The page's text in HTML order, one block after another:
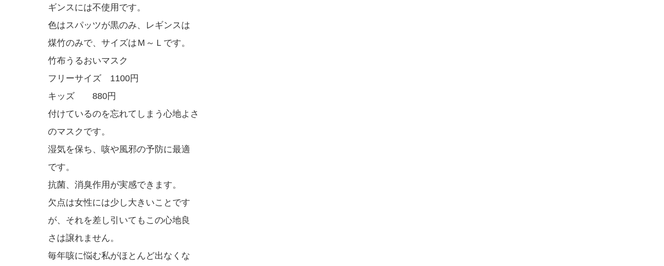
ギンスには不使用です。
色はスパッツが黒のみ、レギンスは
煤竹のみで、サイズはＭ～Ｌです。
竹布うるおいマスク
フリーサイズ 1100円
キッズ 880円
付けているのを忘れてしまう心地よさ
のマスクです。
湿気を保ち、咳や風邪の予防に最適
です。
抗菌、消臭作用が実感できます。
欠点は女性には少し大きいことです
が、それを差し引いてもこの心地良
さは譲れません。
毎年咳に悩む私がほとんど出なくな